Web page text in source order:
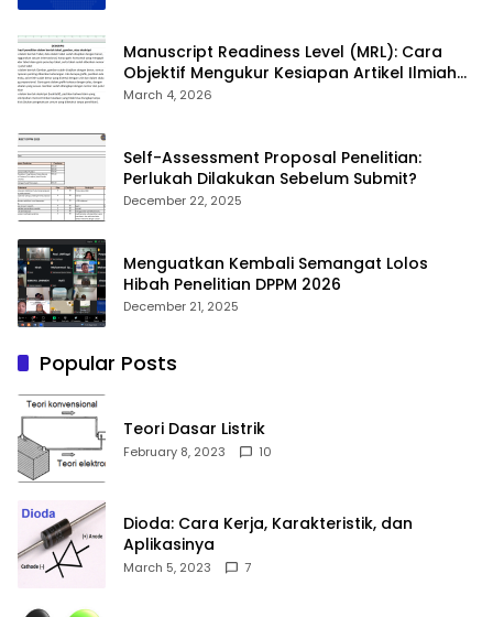
Manuscript Readiness Level (MRL): Cara
Objektif Mengukur Kesiapan Artikel Ilmiah
Anda
March 4, 2026
Self-Assessment Proposal Penelitian:
Perlukah Dilakukan Sebelum Submit?
December 22, 2025
Menguatkan Kembali Semangat Lolos
Hibah Penelitian DPPM 2026
December 21, 2025
Popular Posts
Teori Dasar Listrik
February 8, 2023 10
Dioda: Cara Kerja, Karakteristik, dan
Aplikasinya
March 5, 2023 7